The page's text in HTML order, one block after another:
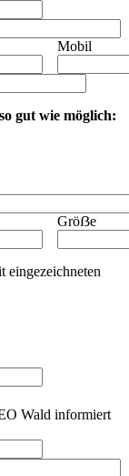
Mobil
gut wie möglich:
Gröẞe
eingezeichneten
Wald informiert